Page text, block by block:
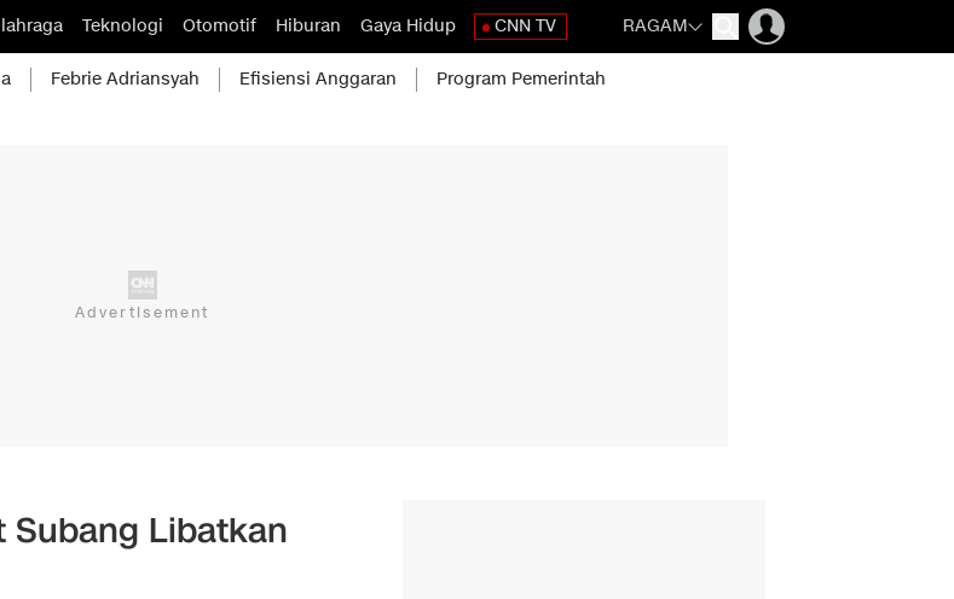
Teknologi Otomotif Hiburan Gaya Hidup CNN TV RAGAM
Febrie Adriansyah Efisiensi Anggaran Program Pemerintah
Subang Libatkan